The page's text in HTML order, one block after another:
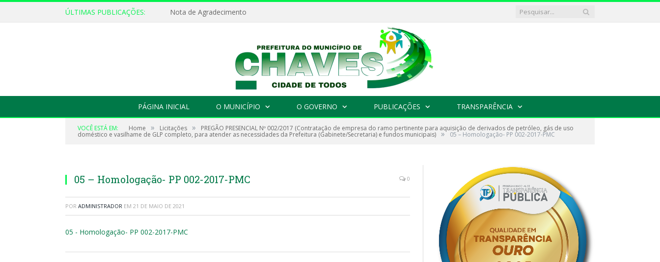
ÚLTIMAS PUBLICAÇÕES: Nota de Agradecimento
PÁGINA INICIAL O MUNICÍPIO O GOVERNO PUBLICAÇÕES TRANSPARÊNCIA
VOCÊ ESTÁ EM: Home » Licitações » PREGÃO PRESENCIAL Nº 002/2017 (Contratação de empresa do ramo pertinente para aquisição de derivados de petróleo, gás de uso
doméstico e vasilhame de GLP completo, para atender as necessidades da Prefeitura (Gabinete/Secretaria) e fundos municipais) » 05 – Homologação- PP 002-2017-PMC
05 – Homologação- PP 002-2017-PMC 0
POR ADMINISTRADOR EM 21 DE MAIO DE 2021
05 - Homologação- PP 002-2017-PMC